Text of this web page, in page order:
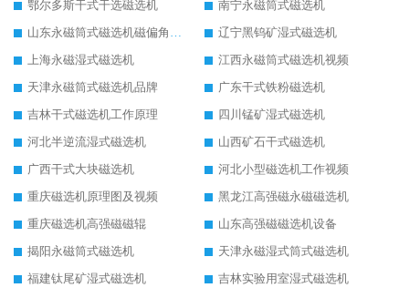
鄂尔多斯干式干选磁选机
南宁永磁筒式磁选机
山东永磁筒式磁选机磁偏角怎么调整
辽宁黑钨矿湿式磁选机
上海永磁湿式磁选机
江西永磁筒式磁选机视频
天津永磁筒式磁选机品牌
广东干式铁粉磁选机
吉林干式磁选机工作原理
四川锰矿湿式磁选机
河北半逆流湿式磁选机
山西矿石干式磁选机
广西干式大块磁选机
河北小型磁选机工作视频
重庆磁选机原理图及视频
黑龙江高强磁永磁磁选机
重庆磁选机高强磁磁辊
山东高强磁磁选机设备
揭阳永磁筒式磁选机
天津永磁湿式筒式磁选机
福建钛尾矿湿式磁选机
吉林实验用室湿式磁选机